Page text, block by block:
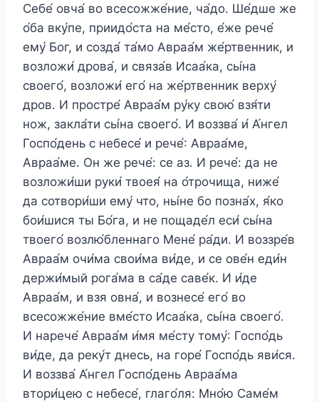
Себе́ овча́ во всесожже́ние, ча́до. Ше́дше же
о́ба вку́пе, приидо́ста на ме́сто, е́же рече́
ему́ Бог, и созда́ та́мо Авраа́м же́ртвенник, и
возложи́ дрова́, и связа́в Исаа́ка, сы́на
своего́, возложи́ его́ на же́ртвенник верху́
дров. И простре́ Авраа́м ру́ку свою́ взя́ти
нож, закла́ти сы́на своего́. И воззва́ и́ А́нгел
Госпо́день с небесе́ и рече́: Авраа́ме,
Авраа́ме. Он же рече́: се аз. И рече́: да не
возложи́ши руки́ твоея́ на о́трочища, ниже́
да сотвори́ши ему́ что, ны́не бо позна́х, я́ко
бои́шися ты Бо́га, и не пощаде́л еси́ сы́на
твоего́ возлю́бленнаго Мене́ ра́ди. И воззре́в
Авраа́м очи́ма свои́ма ви́де, и се ове́н еди́н
держи́мый рога́ма в са́де саве́к. И и́де
Авраа́м, и взя овна́, и вознесе́ его́ во
всесожже́ние вме́сто Исаа́ка, сы́на своего́.
И нарече́ Авраа́м и́мя ме́сту тому́: Госпо́дь
ви́де, да реку́т днесь, на горе́ Госпо́дь яви́ся.
И воззва́ А́нгел Госпо́день Авраа́ма
втори́цею с небесе́, глаго́ля: Мно́ю Саме́м